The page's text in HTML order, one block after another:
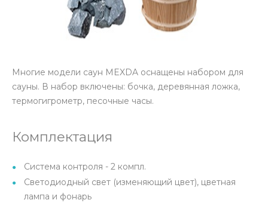
Многие модели саун MEXDA оснащены набором для
сауны. В набор включены: бочка, деревянная ложка,
термогигрометр, песочные часы.
Комплектация
Система контроля - 2 компл.
Светодиодный свет (изменяющий цвет), цветная
лампа и фонарь